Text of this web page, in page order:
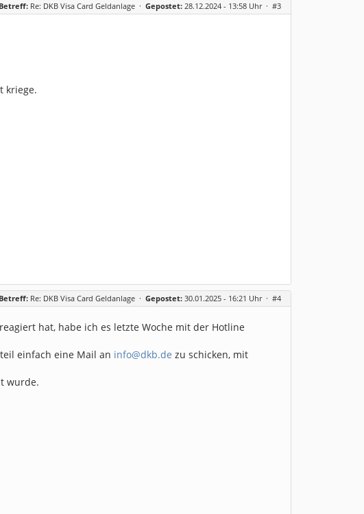
Betreff: Re: DKB Visa Card Geldanlage · Gepostet: 28.12.2024 - 13:58 Uhr · #3
kriege.
Betreff: Re: DKB Visa Card Geldanlage · Gepostet: 30.01.2025 - 16:21 Uhr · #4
hat, habe ich es letzte Woche mit der Hotline
einfach eine Mail an info@dkb.de zu schicken, mit
wurde.